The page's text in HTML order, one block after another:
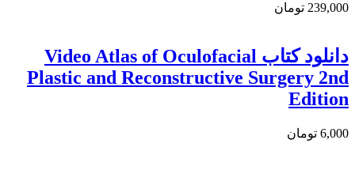
239,000 تومان
دانلود کتاب Video Atlas of Oculofacial
Plastic and Reconstructive Surgery 2nd
Edition
6,000 تومان